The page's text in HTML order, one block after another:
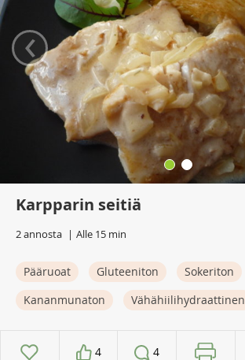
‹
Karpparin seitiä
2 annosta Alle 15 min
Pääruoat Gluteeniton
Sokeriton
Kananmunaton
Vähähiilihydraattinen
4 4